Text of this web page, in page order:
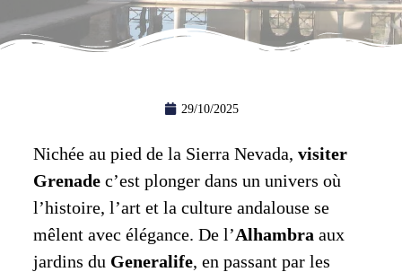
29/10/2025
Nichée au pied de la Sierra Nevada, visiter
Grenadec’est plonger dans un univers où
l’histoire, l’art et la culture andalouse se
mêlent avec élégance. De l’Alhambra aux
jardins du Generalife, en passant par les